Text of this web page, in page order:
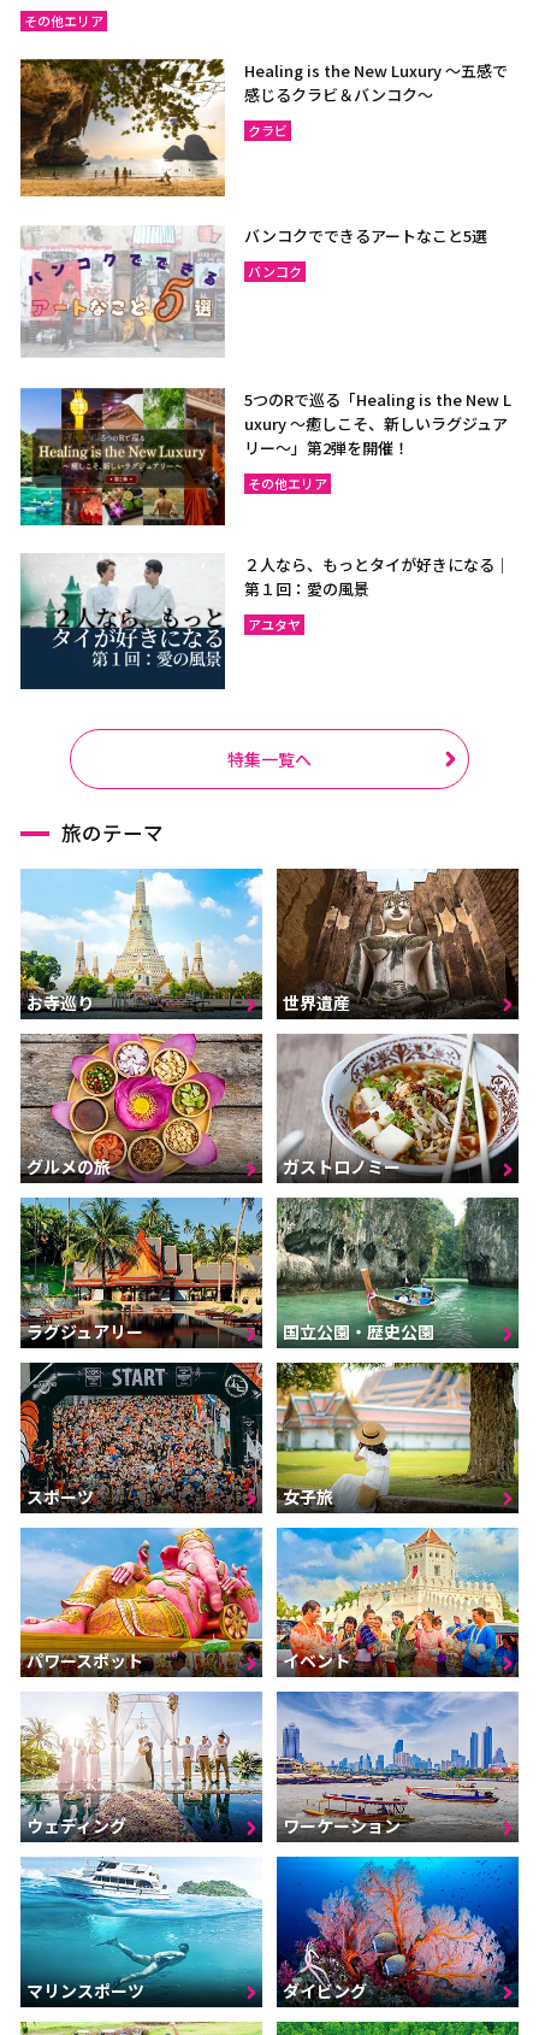
その他エリア
Healing is the New Luxury ～五感で
感じるクラビ＆バンコク～
クラビ
バンコクでできるアートなこと5選
バンコク
5つのRで巡る「Healing is the New L
uxury ～癒しこそ、新しいラグジュア
リー〜」第2弾を開催！
その他エリア
２人なら、もっとタイが好きになる｜
第１回：愛の風景
アユタヤ
特集一覧へ
旅のテーマ
お寺巡り 世界遺産
グルメの旅 ガストロノミー
ラグジュアリー 国立公園・歴史公園
スポーツ 女子旅
パワースポット イベント
ウェディング ワーケーション
マリンスポーツ ダイビング